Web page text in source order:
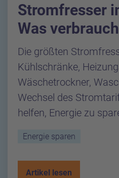
Stromfresser
Was
Die größten
Kühlschränke,
Wäschetrockner,
Wechsel des
helfen, Energie zu
Energie sparen
Artikel lesen